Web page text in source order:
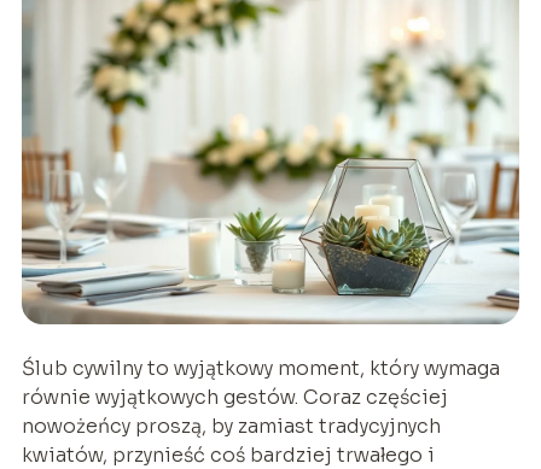
Ślub cywilny to wyjątkowy moment, który wymaga
równie wyjątkowych gestów. Coraz częściej
nowożeńcy proszą, by zamiast tradycyjnych
kwiatów, przynieść coś bardziej trwałego i